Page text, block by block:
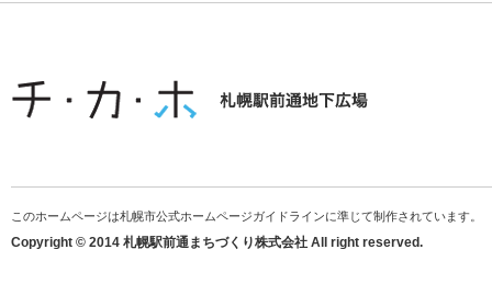
このホームページは札幌市公式ホームページガイドラインに準じて制作されています。
Copyright © 2014 札幌駅前通まちづくり株式会社 All right reserved.